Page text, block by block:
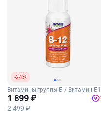
-24%
Витамины группы Б / Витамин Б12
1 899 ₽
2 499 ₽
76